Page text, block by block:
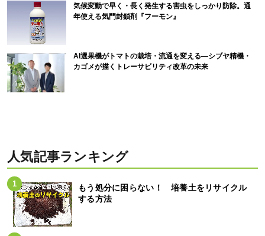
気候変動で早く・長く発生する害虫をしっかり防除。通
年使える気門封鎖剤『フーモン』
AI選果機がトマトの栽培・流通を変える―シブヤ精機・
カゴメが描くトレーサビリティ改革の未来
人気記事ランキング
もう処分に困らない！ 培養土をリサイクル
する方法